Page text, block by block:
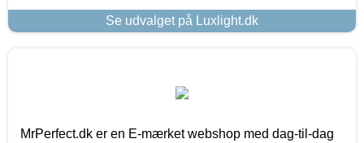
Se udvalget på Luxlight.dk
MrPerfect.dk er en E-mærket webshop med dag-til-dag